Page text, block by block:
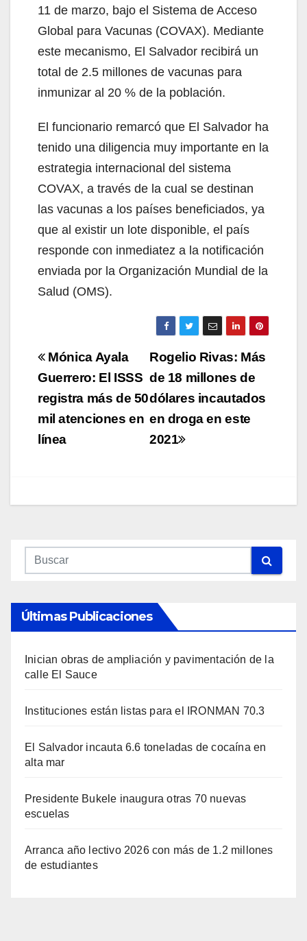
11 de marzo, bajo el Sistema de Acceso
Global para Vacunas (COVAX). Mediante
este mecanismo, El Salvador recibirá un
total de 2.5 millones de vacunas para
inmunizar al 20 % de la población.
El funcionario remarcó que El Salvador ha
tenido una diligencia muy importante en la
estrategia internacional del sistema
COVAX, a través de la cual se destinan
las vacunas a los países beneficiados, ya
que al existir un lote disponible, el país
responde con inmediatez a la notificación
enviada por la Organización Mundial de la
Salud (OMS).
Navegación
de
entradas
Rogelio Rivas: Más
de 18 millones de
dólares incautados
en droga en este
2021
Mónica Ayala
Guerrero: El ISSS
registra más de 50
mil atenciones en
línea
Últimas Publicaciones
Inician obras de ampliación y pavimentación de la
calle El Sauce
Instituciones están listas para el IRONMAN 70.3
El Salvador incauta 6.6 toneladas de cocaína en
alta mar
Presidente Bukele inaugura otras 70 nuevas
escuelas
Arranca año lectivo 2026 con más de 1.2 millones
de estudiantes